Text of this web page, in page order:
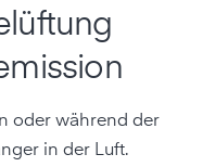
oder während der
in der Luft.